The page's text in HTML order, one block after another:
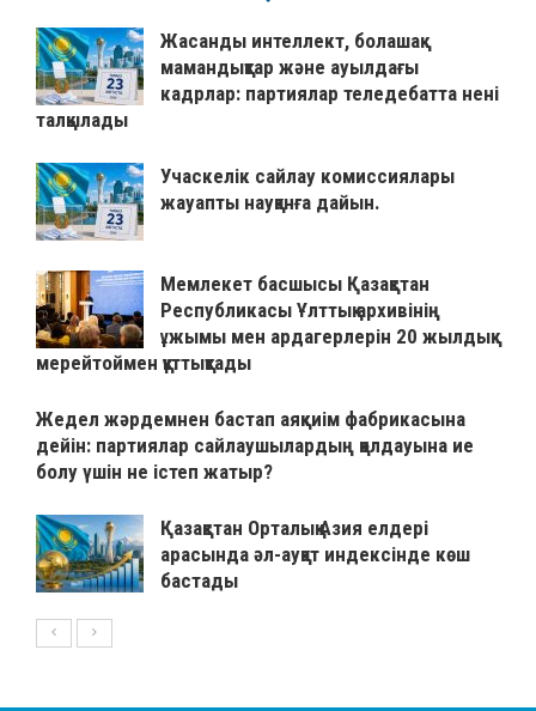
Жасанды интеллект, болашақ
мамандықтар және ауылдағы
кадрлар: партиялар теледебатта нені
талқылады
Учаскелік сайлау комиссиялары
жауапты науқанға дайын.
Мемлекет басшысы Қазақстан
Республикасы Ұлттық архивінің
ұжымы мен ардагерлерін 20 жылдық
мерейтоймен құттықтады
Жедел жәрдемнен бастап аяқкиім фабрикасына
дейін: партиялар сайлаушылардың қолдауына ие
болу үшін не істеп жатыр?
Қазақстан Орталық Азия елдері
арасында әл-ауқат индексінде көш
бастады